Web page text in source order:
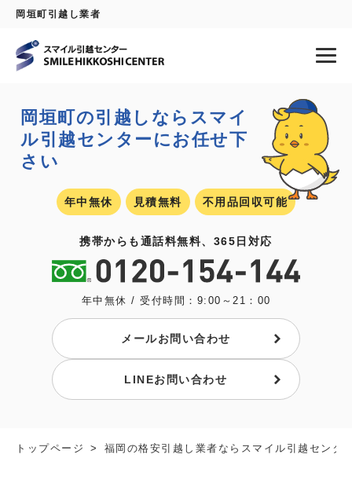
岡垣町引越し業者
岡垣町の引越しなら スマイ
ル引越センターにお任せ下
さい
年中無休 見積無料 不用品回収可能
携帯からも通話料無料、365日対応
年中無休 / 受付時間：9:00～21：00
メールお問い合わせ
LINEお問い合わせ
トップページ 福岡の格安引越し業者ならスマイル引越センタ